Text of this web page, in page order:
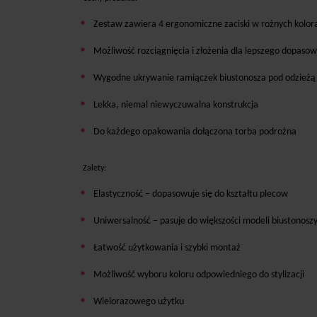
Zestaw zawiera 4 ergonomiczne zaciski w rożnych
Możliwość rozciągnięcia i złożenia dla lepszego
Wygodne ukrywanie ramiączek biustonosza pod odzieżą
Lekka, niemal niewyczuwalna konstrukcja
Do każdego opakowania dołączona torba podrożna
Zalety:
Elastyczność – dopasowuje się do kształtu plecow
Uniwersalność – pasuje do większości modeli biustonoszy
Łatwość użytkowania i szybki montaż
Możliwość wyboru koloru odpowiedniego do stylizacji
Wielorazowego użytku